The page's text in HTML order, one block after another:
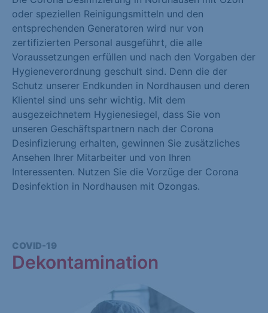
oder speziellen Reinigungsmitteln und den
entsprechenden Generatoren wird nur von
zertifizierten Personal ausgeführt, die alle
Voraussetzungen erfüllen und nach den Vorgaben der
Hygieneverordnung geschult sind. Denn die der
Schutz unserer Endkunden in Nordhausen und deren
Klientel sind uns sehr wichtig. Mit dem
ausgezeichnetem Hygienesiegel, dass Sie von
unseren Geschäftspartnern nach der Corona
Desinfizierung erhalten, gewinnen Sie zusätzliches
Ansehen Ihrer Mitarbeiter und von Ihren
Interessenten. Nutzen Sie die Vorzüge der Corona
Desinfektion in Nordhausen mit Ozongas.
COVID-19
Dekontamination